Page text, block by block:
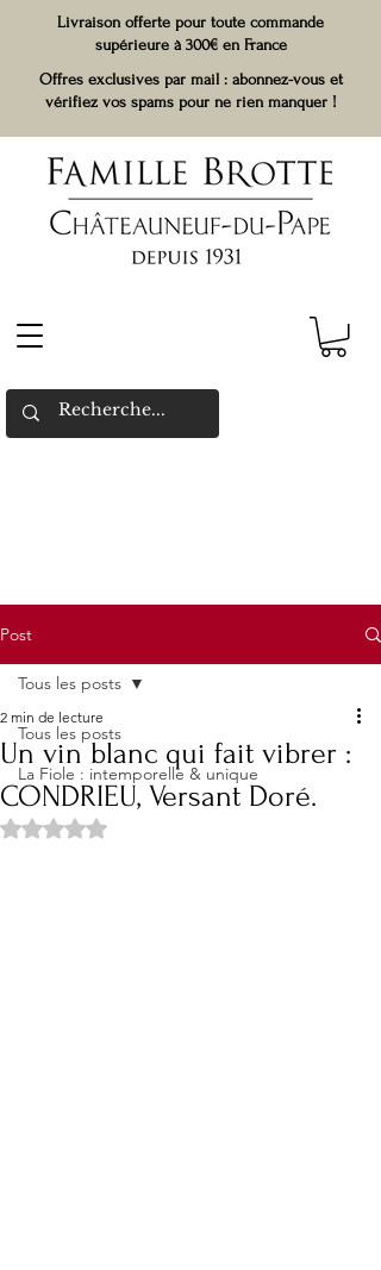
Livraison offerte pour toute commande
supérieure à 300€ en France
Offres exclusives par mail : abonnez-vous et
vérifiez vos spams pour ne rien manquer !
Post
Tous les posts
La Fiole : intemporelle & unique
Tous les posts
Un vin blanc qui fait vibrer :
CONDRIEU, Versant Doré.
2 min de lecture
Noté NaN étoiles sur 5.